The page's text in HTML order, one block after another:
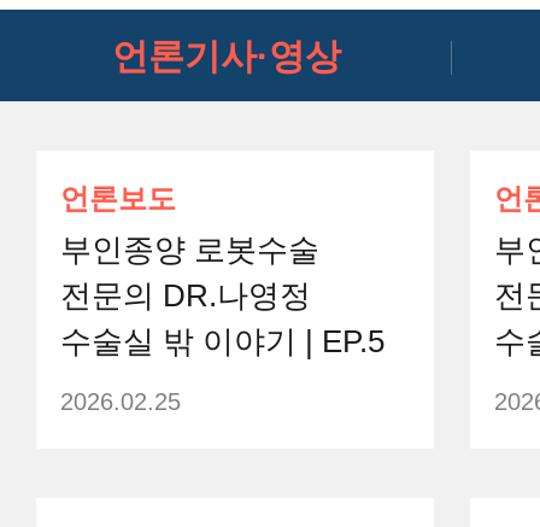
언론기사·영상
언론보도
부인종양 로봇수술
전문의 DR.나영정
수술실 밖 이야기 | EP.5
2026.02.25
언
부
전
수